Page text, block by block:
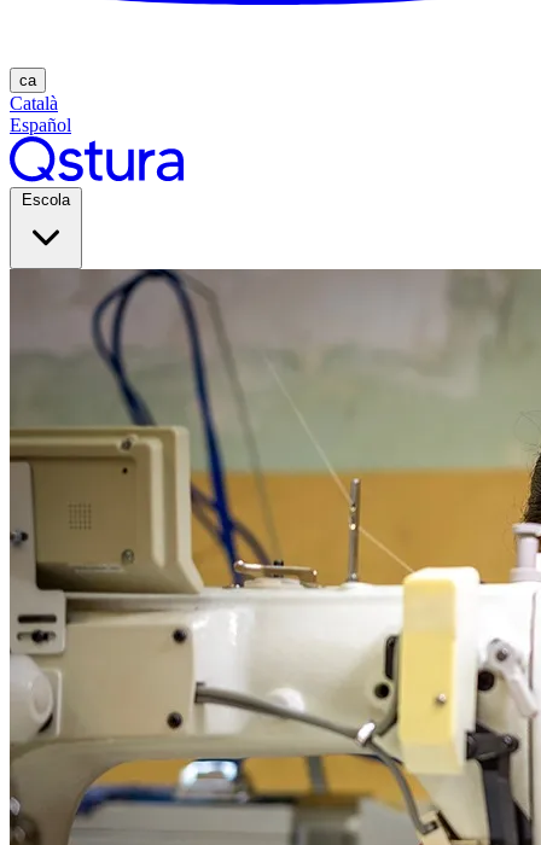
ca
Català
Español
Escola